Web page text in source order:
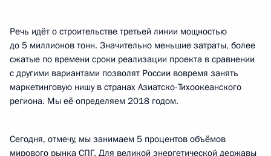
Речь идёт о строительстве третьей линии мощностью
до 5 миллионов тонн. Значительно меньшие затраты, более
сжатые по времени сроки реализации проекта в сравнении
с другими вариантами позволят России вовремя занять
маркетинговую нишу в странах Азиатско-Тихоокеанского
региона. Мы её определяем 2018 годом.
Сегодня, отмечу, мы занимаем 5 процентов объёмов
мирового рынка СПГ. Для великой энергетической державы